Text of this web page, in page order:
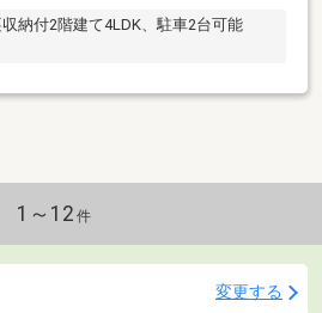
納付2階建て4LDK、駐車2台可能
1～12 件
変更する